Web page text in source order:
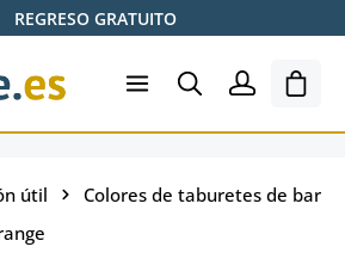
REGRESO GRATUITO
El
útil
Colores de taburetes de bar